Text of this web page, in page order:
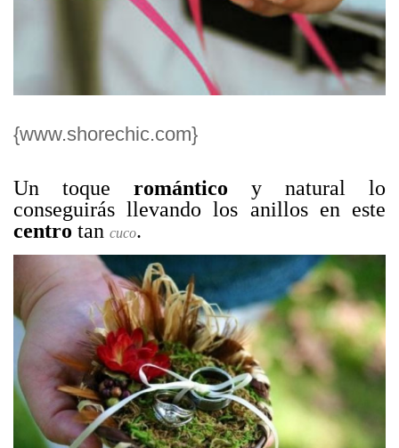
{www.shorechic.com}
Un toque romántico y natural lo
conseguirás llevando los anillos en este
centro tan cuco.